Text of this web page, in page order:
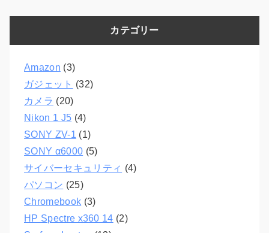
カテゴリー
Amazon (3)
ガジェット (32)
カメラ (20)
Nikon 1 J5 (4)
SONY ZV-1 (1)
SONY α6000 (5)
サイバーセキュリティ (4)
パソコン (25)
Chromebook (3)
HP Spectre x360 14 (2)